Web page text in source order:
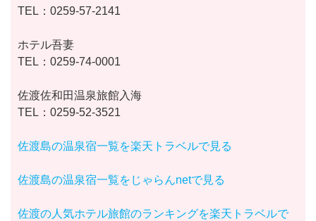
TEL：0259-57-2141
ホテル吾妻
TEL：0259-74-0001
佐渡佐和田温泉旅館入海
TEL：0259-52-3521
佐渡島の温泉宿一覧を楽天トラベルで見る
佐渡島の温泉宿一覧をじゃらんnetで見る
佐渡の人気ホテル旅館のランキングを楽天トラベルで